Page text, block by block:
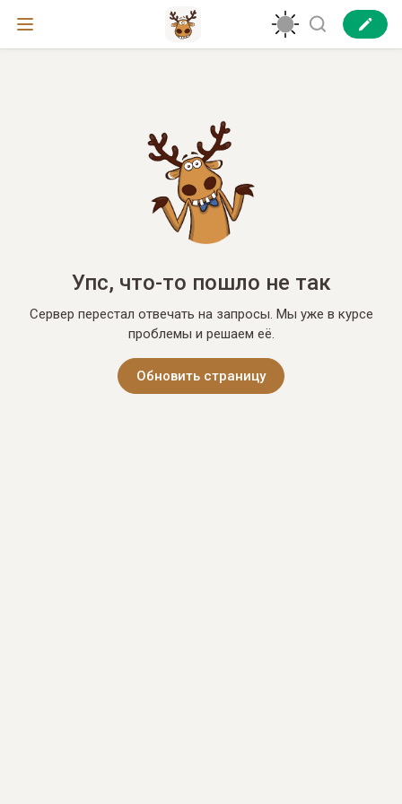
Упс, что-то пошло не так
Сервер перестал отвечать на запросы. Мы уже в курсе
проблемы и решаем её.
Обновить страницу